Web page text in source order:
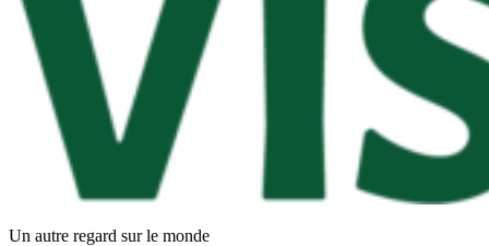
Un autre regard sur le monde